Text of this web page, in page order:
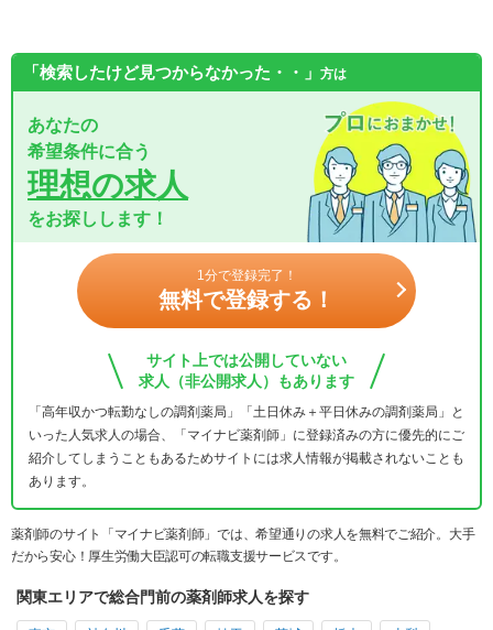
「検索したけど見つからなかった・・」 方は
あなたの
希望条件に合う
理想の求人
をお探しします！
1分で登録完了！
無料で登録する！
サイト上では公開していない
求人（非公開求人）もあります
「高年収かつ転勤なしの調剤薬局」「土日休み＋平日休みの調剤薬局」と
いった人気求人の場合、「マイナビ薬剤師」に登録済みの方に優先的にご
紹介してしまうこともあるためサイトには求人情報が掲載されないことも
あります。
薬剤師のサイト「マイナビ薬剤師」では、希望通りの求人を無料でご紹介。大手
だから安心！厚生労働大臣認可の転職支援サービスです。
関東エリアで総合門前の薬剤師求人を探す